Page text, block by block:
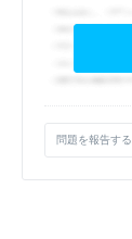
問題を報告する